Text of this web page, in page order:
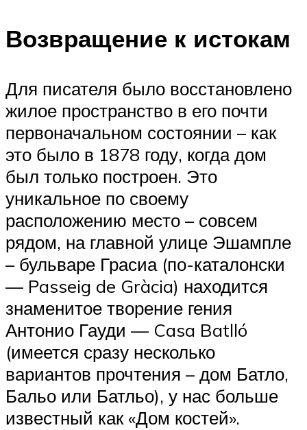
Возвращение к истокам
Для писателя было восстановлено
жилое пространство в его почти
первоначальном состоянии – как
это было в 1878 году, когда дом
был только построен. Это
уникальное по своему
расположению место – совсем
рядом, на главной улице Эшампле
– бульваре Грасиа (по-каталонски
— Passeig de Gràcia) находится
знаменитое творение гения
Антонио Гауди — Casa Batlló
(имеется сразу несколько
вариантов прочтения – дом Батло,
Бальо или Батльо), у нас больше
известный как «Дом костей».